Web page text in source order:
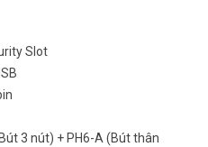
Slot
3 nút) + PH6-A (Bút thân